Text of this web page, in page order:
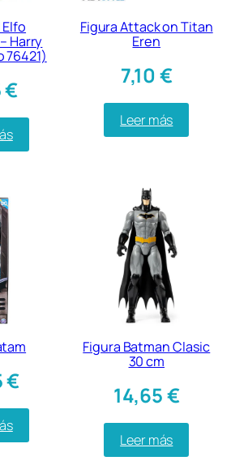
Harry
76421)
€
Figura Attack on Titan
Eren
7,10€
Leer más
€
Figura Batman Clasic
30 cm
14,65€
Leer más